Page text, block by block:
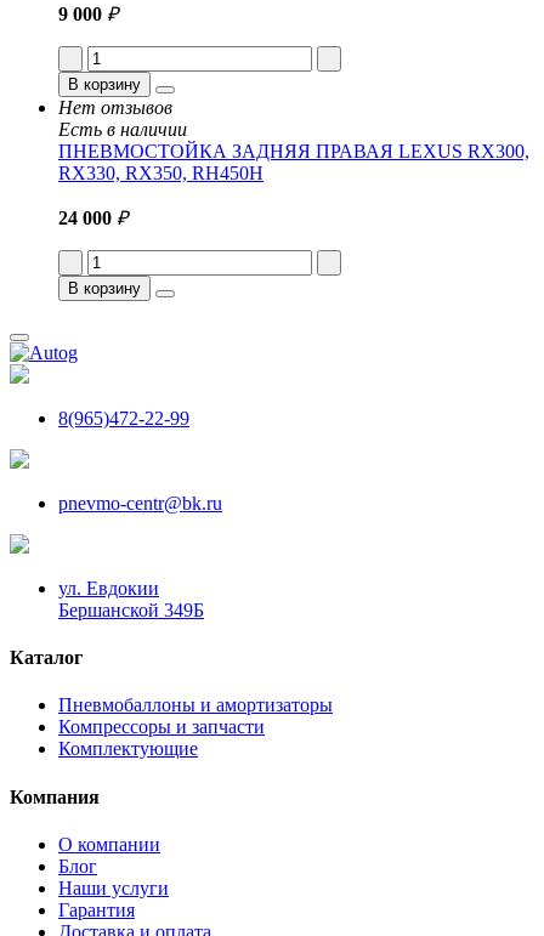
9 000 ₽
В корзину
Нет отзывов
Есть в наличии
ПНЕВМОСТОЙКА ЗАДНЯЯ ПРАВАЯ LEXUS RX300,
RX330, RX350, RH450H
24 000 ₽
В корзину
8(965)472-22-99
pnevmo-centr@bk.ru
ул. Евдокии
Бершанской 349Б
Каталог
Пневмобаллоны и амортизаторы
Компрессоры и запчасти
Комплектующие
Компания
О компании
Блог
Наши услуги
Гарантия
Доставка и оплата